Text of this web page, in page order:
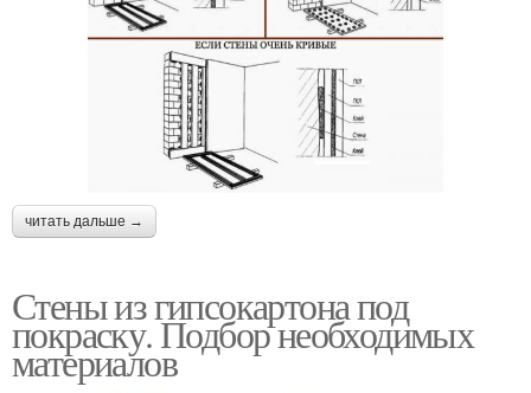
читать дальше →
Стены из гипсокартона под
покраску. Подбор необходимых
материалов